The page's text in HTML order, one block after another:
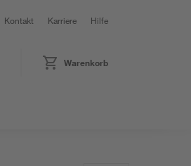
Kontakt Karriere Hilfe
Warenkorb